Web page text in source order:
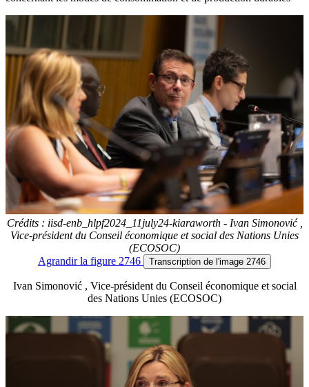
Crédits : iisd-enb_hlpf2024_11july24-kiaraworth - Ivan Simonović ,
Vice-président du Conseil économique et social des Nations Unies
(ECOSOC)
Agrandirla figure 2746 Transcription de l'image 2746
Ivan Simonović , Vice-président du Conseil économique et social
des Nations Unies (ECOSOC)